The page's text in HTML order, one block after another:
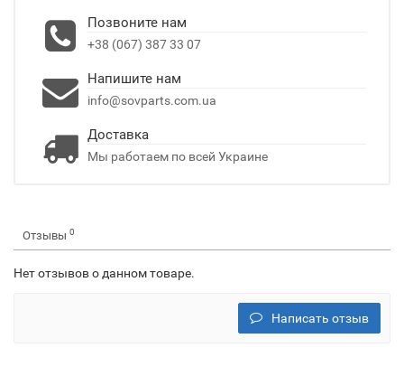
Позвоните нам
+38 (067) 387 33 07
Напишите нам
info@sovparts.com.ua
Доставка
Мы работаем по всей Украине
Отзывы 0
Нет отзывов о данном товаре.
Написать отзыв